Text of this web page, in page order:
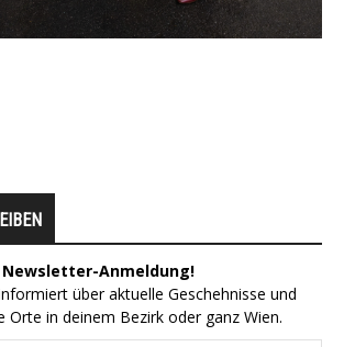
Newsletter-Anmeldung!
über aktuelle Geschehnisse und
Orte in deinem Bezirk oder ganz Wien.